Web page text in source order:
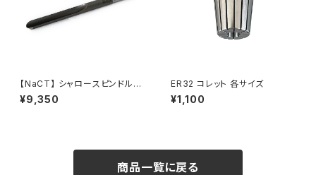
【NaCT】 シャロースピンドルガ
ウジ 16mm
¥9,350
ER32 コレット 各サイズ
¥1,100
商品一覧に戻る